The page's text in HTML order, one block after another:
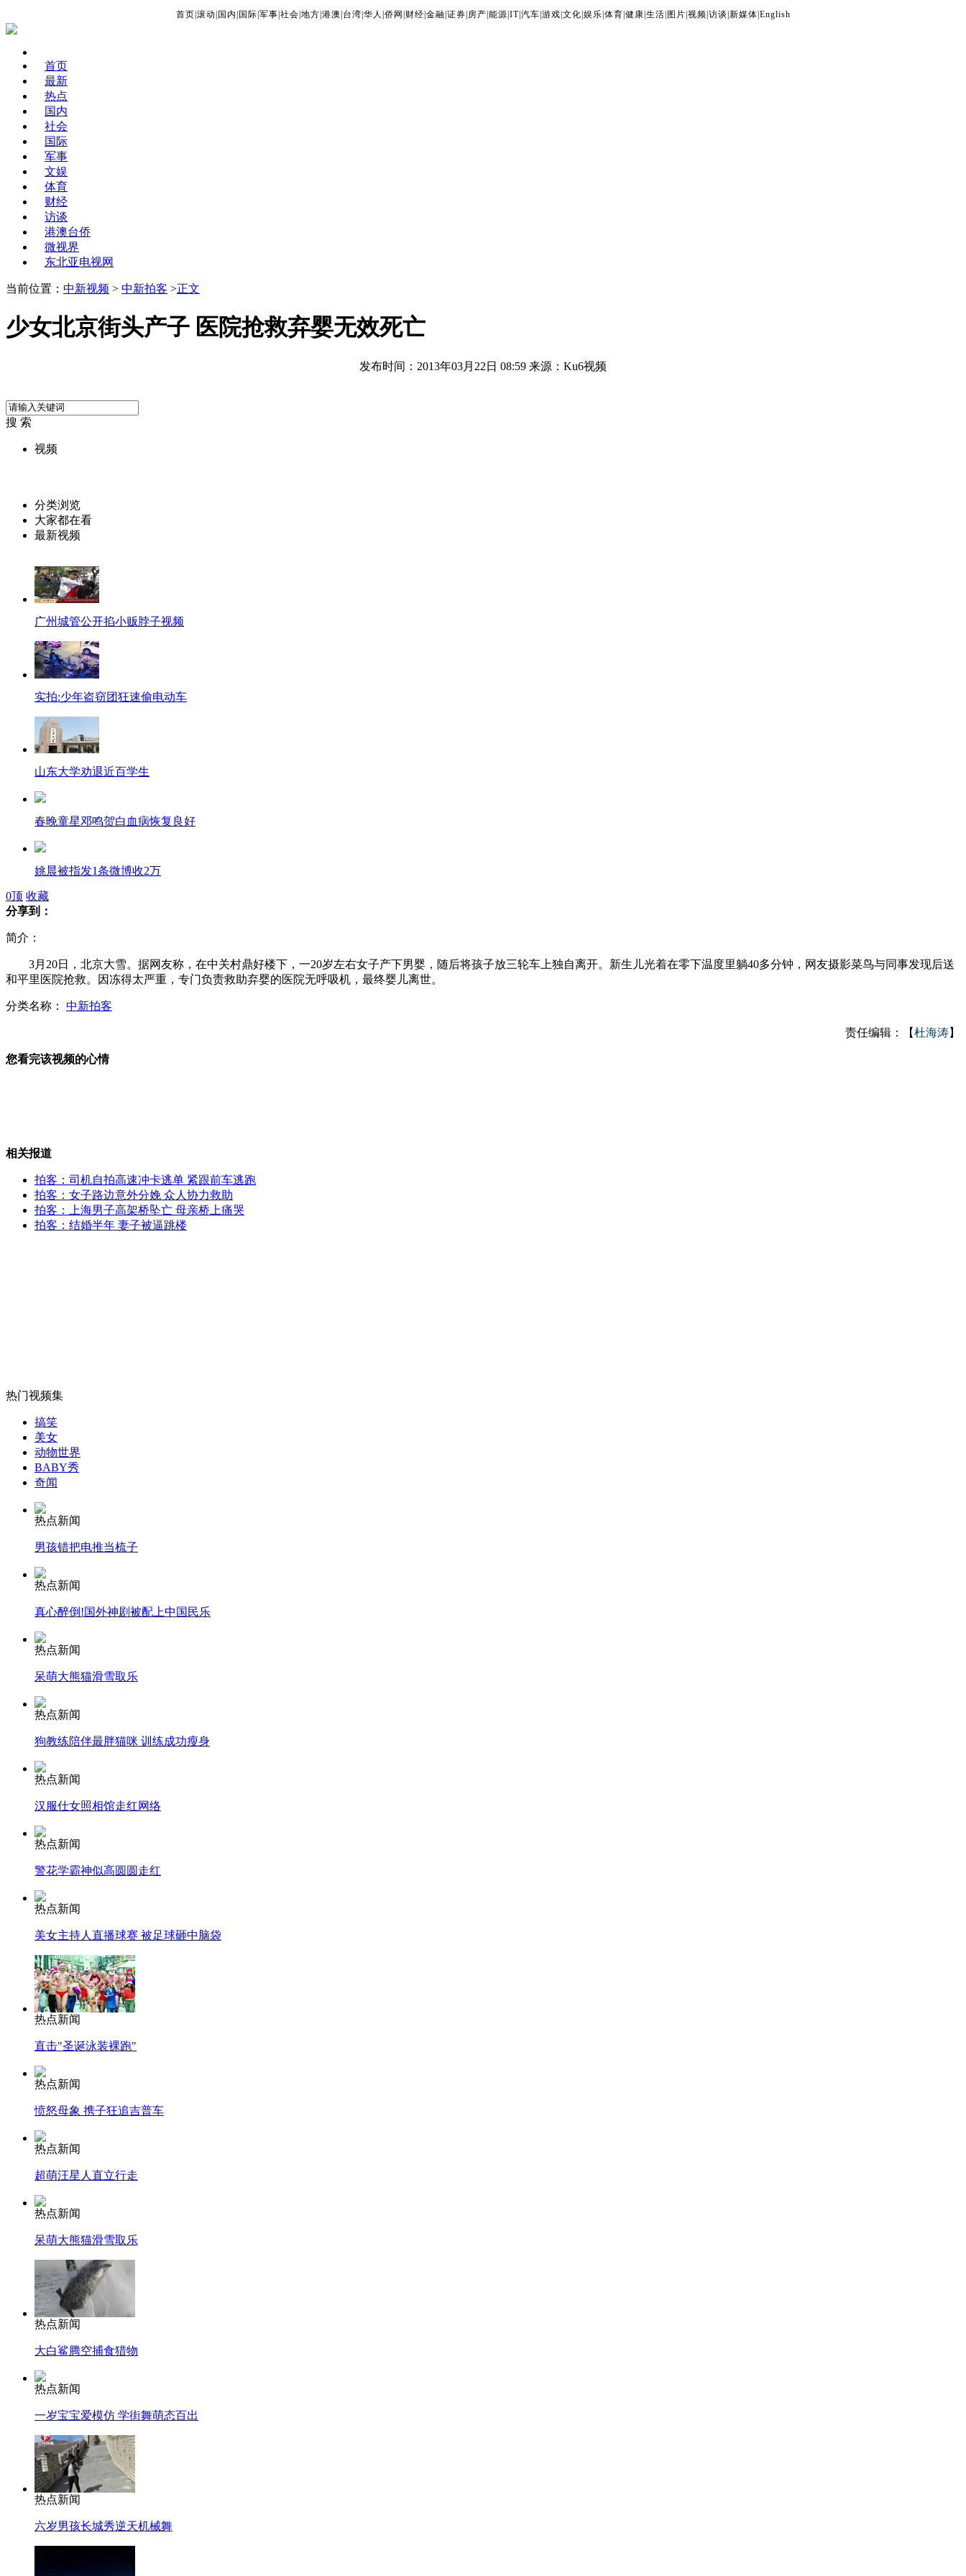
首页 滚动 国内 国际 军事 社会 地方 港澳 台湾 华人 侨网 财经 金融 证券 房产 能源 IT| 汽车 游戏 文化 娱乐 体育 健康 生活 图片 视频 访谈 新媒体 English
首页
最新
热点
国内
社会
国际
军事
文娱
体育
财经
访谈
港澳台侨
微视界
东北亚电视网
当前位置： 中新视频 > 中新拍客 >正文
少女北京街头产子 医院抢救弃婴无效死亡
发布时间：2013年03月22日 08:59 来源：Ku6视频
搜 索
视频
分类浏览
大家都在看
最新视频
广州城管公开掐小贩脖子视频
实拍:少年盗窃团狂速偷电动车
山东大学劝退近百学生
春晚童星邓鸣贺白血病恢复良好
姚晨被指发1条微博收2万
朝发布空袭警报 应对美B-52震慑
无痛分娩是否安全 医生回应
外交部：反对强权政治霸凌主义
外交部：有关国家言论片面不公正
安徽一实载49人客车翻车
走！跟着总书记去植树
消防员救轻生者
纽约上演“枕头大战”
0顶 收藏
分享到：
简介：
3月20日，北京大雪。据网友称，在中关村鼎好楼下，一20岁左右女子产下男婴，随后将孩子放三轮车上独自离开。新生儿光着在零下温度里躺40多分钟，网友摄影菜鸟与同事发现后送
和平里医院抢救。因冻得太严重，专门负责救助弃婴的医院无呼吸机，最终婴儿离世。
分类名称： 中新拍客
责任编辑：【杜海涛】
您看完该视频的心情
相关报道
拍客：司机自拍高速冲卡逃单 紧跟前车逃跑
拍客：女子路边意外分娩 众人协力救助
拍客：上海男子高架桥坠亡 母亲桥上痛哭
拍客：结婚半年 妻子被逼跳楼
热门视频集
搞笑
美女
动物世界
BABY秀
奇闻
热点新闻
男孩错把电推当梳子
热点新闻
真心醉倒!国外神剧被配上中国民乐
热点新闻
呆萌大熊猫滑雪取乐
热点新闻
狗教练陪伴最胖猫咪 训练成功瘦身
热点新闻
汉服仕女照相馆走红网络
热点新闻
警花学霸神似高圆圆走红
热点新闻
美女主持人直播球赛 被足球砸中脑袋
热点新闻
直击"圣诞泳装裸跑"
热点新闻
愤怒母象 携子狂追吉普车
热点新闻
超萌汪星人直立行走
热点新闻
呆萌大熊猫滑雪取乐
热点新闻
大白鲨腾空捕食猎物
热点新闻
一岁宝宝爱模仿 学街舞萌态百出
热点新闻
六岁男孩长城秀逆天机械舞